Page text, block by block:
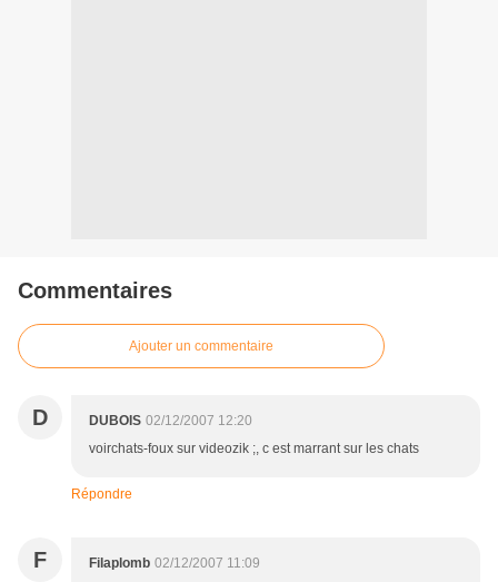
Commentaires
Ajouter un commentaire
D DUBOIS 02/12/2007 12:20
voirchats-foux sur videozik ;, c est marrant sur les chats
Répondre
F Filaplomb 02/12/2007 11:09